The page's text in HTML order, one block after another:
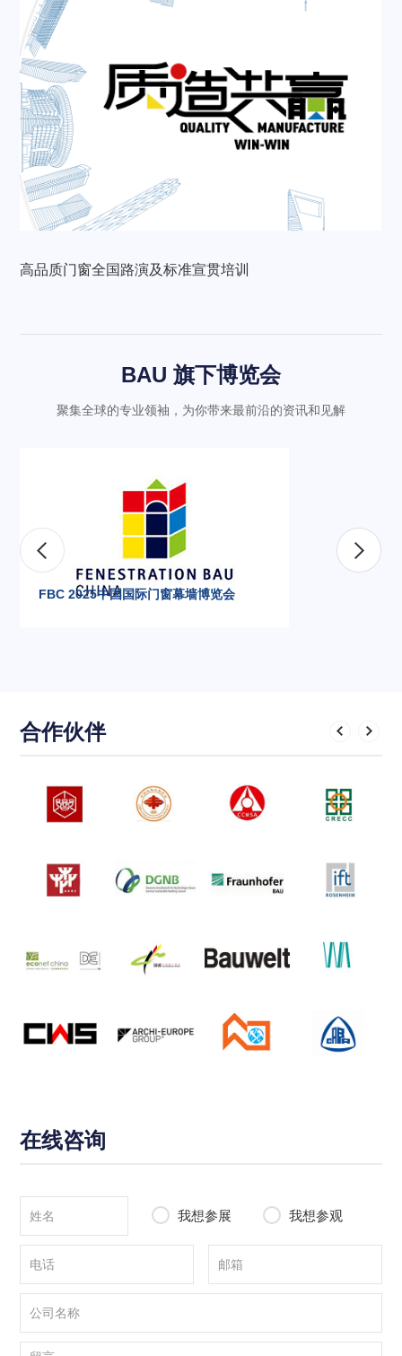
高品质门窗全国路演及标准宣贯培训
BAU 旗下博览会
聚集全球的专业领袖，为你带来最前沿的资讯和见解
FBC 2025中国国际门窗幕墙博览会
合作伙伴
在线咨询
我想参展 我想参观